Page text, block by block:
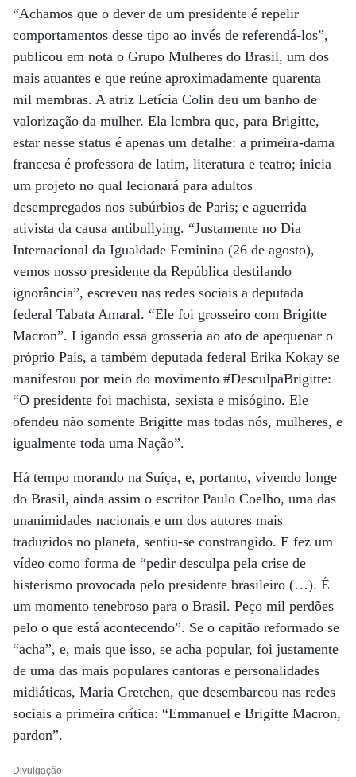
“Achamos que o dever de um presidente é repelir
comportamentos desse tipo ao invés de referendá-los”,
publicou em nota o Grupo Mulheres do Brasil, um dos
mais atuantes e que reúne aproximadamente quarenta
mil membras. A atriz Letícia Colin deu um banho de
valorização da mulher. Ela lembra que, para Brigitte,
estar nesse status é apenas um detalhe: a primeira-dama
francesa é professora de latim, literatura e teatro; inicia
um projeto no qual lecionará para adultos
desempregados nos subúrbios de Paris; e aguerrida
ativista da causa antibullying. “Justamente no Dia
Internacional da Igualdade Feminina (26 de agosto),
vemos nosso presidente da República destilando
ignorância”, escreveu nas redes sociais a deputada
federal Tabata Amaral. “Ele foi grosseiro com Brigitte
Macron”. Ligando essa grosseria ao ato de apequenar o
próprio País, a também deputada federal Erika Kokay se
manifestou por meio do movimento #DesculpaBrigitte:
“O presidente foi machista, sexista e misógino. Ele
ofendeu não somente Brigitte mas todas nós, mulheres, e
igualmente toda uma Nação”.
Há tempo morando na Suíça, e, portanto, vivendo longe
do Brasil, ainda assim o escritor Paulo Coelho, uma das
unanimidades nacionais e um dos autores mais
traduzidos no planeta, sentiu-se constrangido. E fez um
vídeo como forma de “pedir desculpa pela crise de
histerismo provocada pelo presidente brasileiro (…). É
um momento tenebroso para o Brasil. Peço mil perdões
pelo o que está acontecendo”. Se o capitão reformado se
“acha”, e, mais que isso, se acha popular, foi justamente
de uma das mais populares cantoras e personalidades
midiáticas, Maria Gretchen, que desembarcou nas redes
sociais a primeira crítica: “Emmanuel e Brigitte Macron,
pardon”.
Divulgação